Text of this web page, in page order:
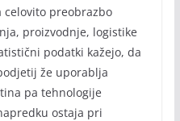
preobrazbo
proizvodnje, logistike
podatki kažejo, da
že uporablja
pa tehnologije
ostaja pri